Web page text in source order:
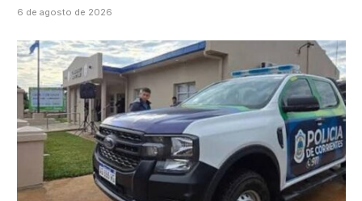
6 de agosto de 2026